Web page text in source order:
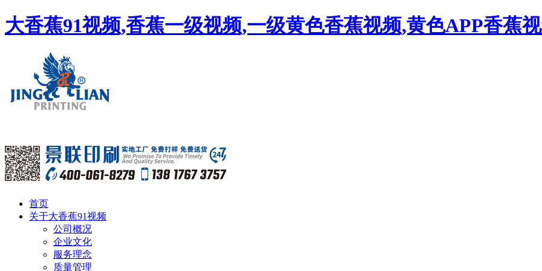
大香蕉91视频,香蕉一级视频,一级黄色香蕉视频,黄色APP香蕉
首页
关于大香蕉91视频
公司概况
企业文化
服务理念
质量管理